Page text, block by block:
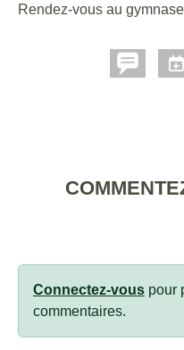
Rendez-vous au
Connectez-vous pour
commentaires.